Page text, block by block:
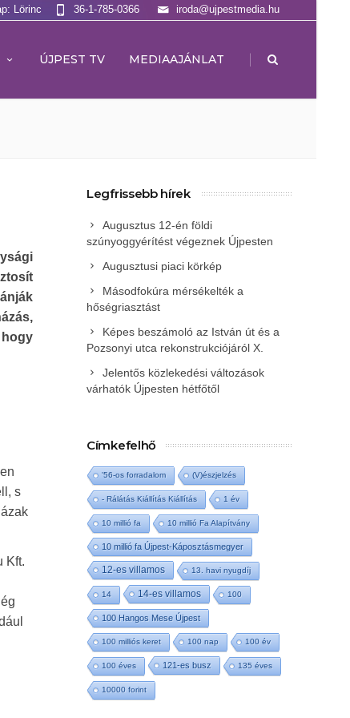
Lörinc iroda@ujpestmedia.hu
36-1-785-0366
ÚJPEST TV MEDIAAJÁNLAT |
hogy
s
Kft.
Legfrissebb hírek
Augusztus 12-én földi
szúnyoggyérítést végeznek Újpesten
Augusztusi piaci körkép
Másodfokúra mérsékelték a
hőségriasztást
Képes beszámoló az István út és a
Pozsonyi utca rekonstrukciójáról X.
Jelentős közlekedési változások
várhatók Újpesten hétfőtől
Címkefelhő
'56-os forradalom (V)észjelzés
- Rálátás Kiállítás Kiállítás 1 év
10 millió fa 10 millió Fa Alapítvány
10 millió fa Újpest-Káposztásmegyer
12-es villamos 13. havi nyugdíj
14 14-es villamos 100
100 Hangos Mese Újpest
100 milliós keret 100 nap 100 év
100 éves 121-es busz 135 éves
10000 forint